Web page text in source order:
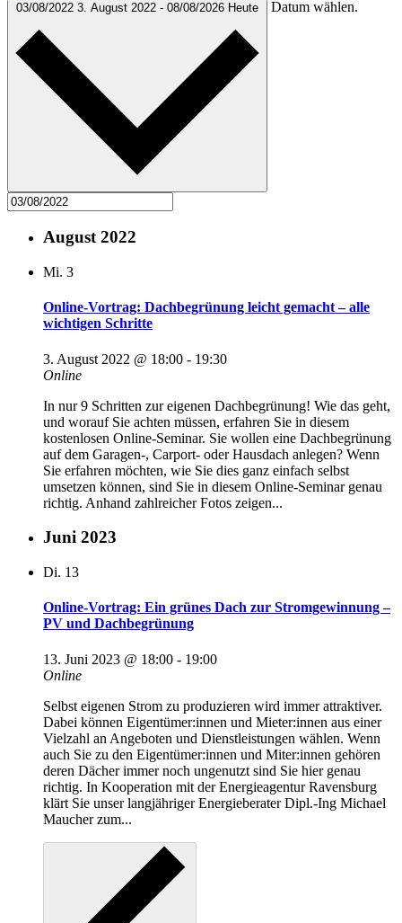
03/08/2022 3. August 2022 - 08/08/2026 Heute Datum wählen.
August 2022
Mi. 3
Online-Vortrag: Dachbegrünung leicht gemacht – alle
wichtigen Schritte
3. August 2022 @ 18:00 - 19:30
Online
In nur 9 Schritten zur eigenen Dachbegrünung! Wie das geht,
und worauf Sie achten müssen, erfahren Sie in diesem
kostenlosen Online-Seminar. Sie wollen eine Dachbegrünung
auf dem Garagen-, Carport- oder Hausdach anlegen? Wenn
Sie erfahren möchten, wie Sie dies ganz einfach selbst
umsetzen können, sind Sie in diesem Online-Seminar genau
richtig. Anhand zahlreicher Fotos zeigen...
Juni 2023
Di. 13
Online-Vortrag: Ein grünes Dach zur Stromgewinnung –
PV und Dachbegrünung
13. Juni 2023 @ 18:00 - 19:00
Online
Selbst eigenen Strom zu produzieren wird immer attraktiver.
Dabei können Eigentümer:innen und Mieter:innen aus einer
Vielzahl an Angeboten und Dienstleistungen wählen. Wenn
auch Sie zu den Eigentümer:innen und Miter:innen gehören
deren Dächer immer noch ungenutzt sind Sie hier genau
richtig. In Kooperation mit der Energieagentur Ravensburg
klärt Sie unser langjähriger Energieberater Dipl.-Ing Michael
Maucher zum...